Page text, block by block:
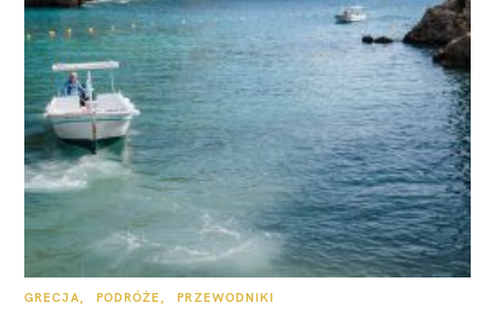
K
GRECJA PODRÓŻE PRZEWODNIKI